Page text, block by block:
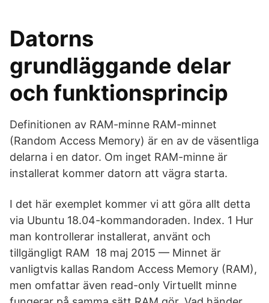
Datorns
grundläggande delar
och funktionsprincip
Definitionen av RAM-minne RAM-minnet
(Random Access Memory) är en av de väsentliga
delarna i en dator. Om inget RAM-minne är
installerat kommer datorn att vägra starta.
I det här exemplet kommer vi att göra allt detta
via Ubuntu 18.04-​kommandoraden. Index. 1 Hur
man kontrollerar installerat, använt och
tillgängligt RAM 18 maj 2015 — Minnet är
vanligtvis kallas Random Access Memory (RAM),
men omfattar även read-only Virtuellt minne